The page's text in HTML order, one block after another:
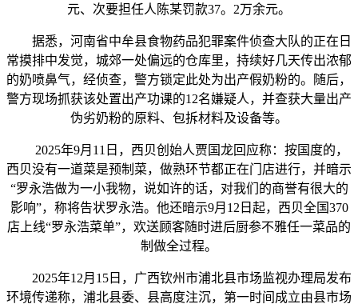
元、次要担任人陈某罚款37。2万余元。
据悉，河南省中牟县食物药品犯罪案件侦查大队的正在日
常摸排中发觉，城郊一处偏远的仓库里，持续好几天传出浓郁
的奶喷鼻气，经侦查，警方锁定此处为出产假奶粉的。随后，
警方现场抓获该处置出产功课的12名嫌疑人，并查获大量出产
伪劣奶粉的原料、包拆材料及设备等。
2025年9月11日，西贝创始人贾国龙回应称：按国度的，
西贝没有一道菜是预制菜，做熟环节都正在门店进行，并暗示
“罗永浩做为一小我物，说如许的话，对我们的商誉有很大的
影响”，称将告状罗永浩。他还暗示9月12日起，西贝全国370
店上线“罗永浩菜单”，欢送顾客随时进后厨参不雅任一菜品的
制做全过程。
2025年12月15日，广西钦州市浦北县市场监视办理局发布
环境传递称，浦北县委、县高度注沉，第一时间成立由县市场